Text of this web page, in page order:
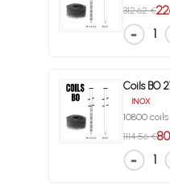
312.62 €
1
Coils BO
INOX
10800 coils
1114.56 €
1